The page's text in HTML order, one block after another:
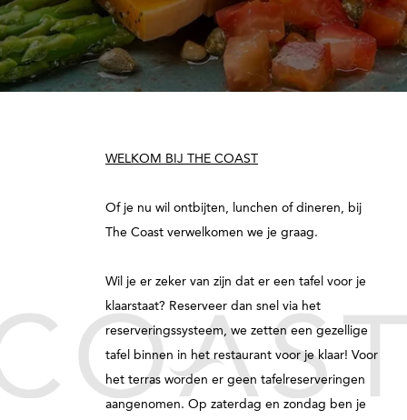
WELKOM BIJ THE COAST
Of je nu wil ontbijten, lunchen of dineren, bij
The Coast verwelkomen we je graag.
Wil je er zeker van zijn dat er een tafel voor je
klaarstaat? Reserveer dan snel via het
reserveringssysteem, we zetten een gezellige
tafel binnen in het restaurant voor je klaar! Voor
het terras worden er geen tafelreserveringen
aangenomen. Op zaterdag en zondag ben je